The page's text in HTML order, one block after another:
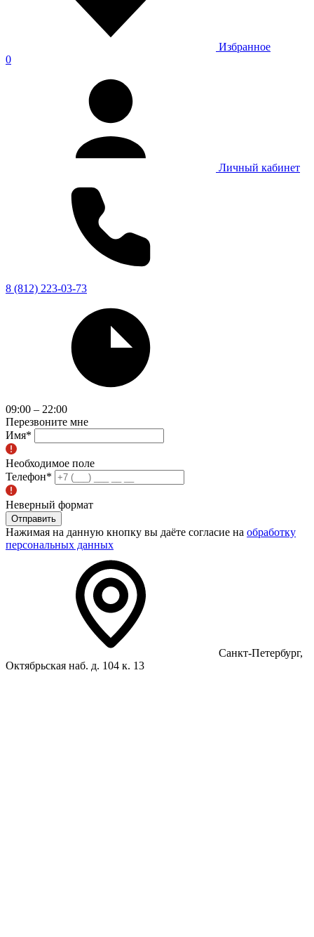
Избранное
0
Личный кабинет
8 (812) 223-03-73
09:00 – 22:00
Перезвоните мне
Имя*
Необходимое поле
Телефон*
Неверный формат
Отправить
Нажимая на данную кнопку вы даёте согласие на обработку
персональных данных
Санкт-Петербург,
Октябрьская наб. д. 104 к. 13